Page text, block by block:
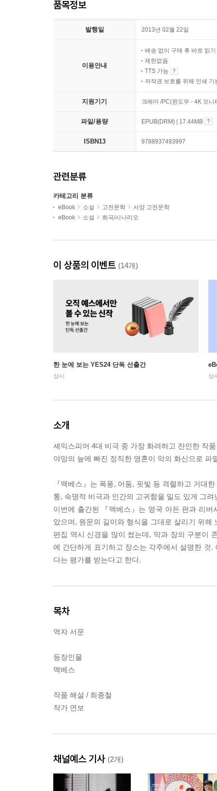
품목정보
발행일 2013년 02월 22일
이용안내
배송 없이 구매 후 바로 읽기
제한없음
TTS 가능
저작권 보호를 위해 인쇄 기
지원기기 크레마 /PC(윈도우 - 4K 모
파일/용량 EPUB(DRM) | 17.44MB
ISBN13 9788937493997
관련분류
카테고리 분류
eBook 소설 고전문학
서양 고전문학
eBook
소설 희곡/시나리오
이 상품의 이벤트 (14개)
한 눈에 보는 YES24 단독 선출간
상시 상
소개
셰익스피어 4대 비극 중 가장 화려하고 잔인한 작품
야망의 늪에 빠진 정직한 영혼이 악의 화신으로 파
『맥베스』는 폭풍, 어둠, 핏빛 등 격렬하고 거대
통, 숙명적 비극과 인간의 고귀함을 밀도 있게 그
이번에 출간된 『맥베스』는 영국 아든 판과 리
았으며, 원문의 길이와 형식을 그대로 살리기 위해
편집 역시 신경을 많이 썼는데, 막과 장의 구분이
에 간단하게 표기하고 장소는 각주에서 설명한 것
다는 평가를 받는다고 한다.
목차
역자 서문
등장인물
맥베스
작품 해설 / 최종철
작가 연보
채널예스 기사 (2개)